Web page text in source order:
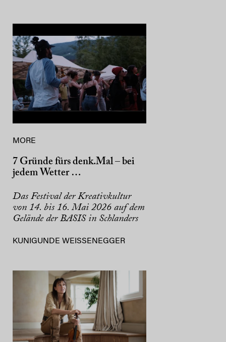
MORE
7 Gründe fürs denk.Mal – bei
jedem Wetter …
Das Festival der Kreativkultur
von 14. bis 16. Mai 2026 auf dem
Gelände der BASIS in Schlanders
KUNIGUNDE WEISSENEGGER